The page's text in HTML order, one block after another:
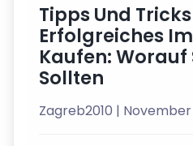
Tipps Und
Erfolgreiches
Kaufen: Worauf
Sollten
Zagreb2010 | November